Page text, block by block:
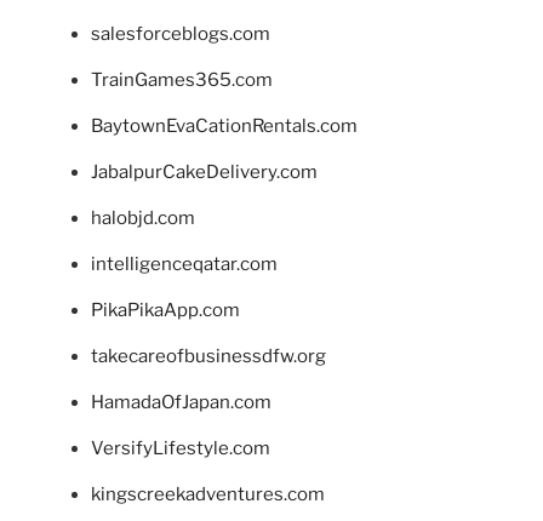
salesforceblogs.com
TrainGames365.com
BaytownEvaCationRentals.com
JabalpurCakeDelivery.com
halobjd.com
intelligenceqatar.com
PikaPikaApp.com
takecareofbusinessdfw.org
HamadaOfJapan.com
VersifyLifestyle.com
kingscreekadventures.com